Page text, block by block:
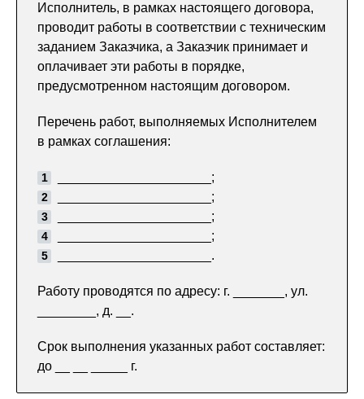
Исполнитель, в рамках настоящего договора,
проводит работы в соответствии с техническим
заданием Заказчика, а Заказчик принимает и
оплачивает эти работы в порядке,
предусмотренном настоящим договором.
Перечень работ, выполняемых Исполнителем
в рамках соглашения:
­­­­_____________________;
_____________________;
_____________________;
_____________________;
_____________________.
Работу проводятся по адресу: г. _______, ул.
________, д. __.
Срок выполнения указанных работ составляет:
до __ __ _____ г.